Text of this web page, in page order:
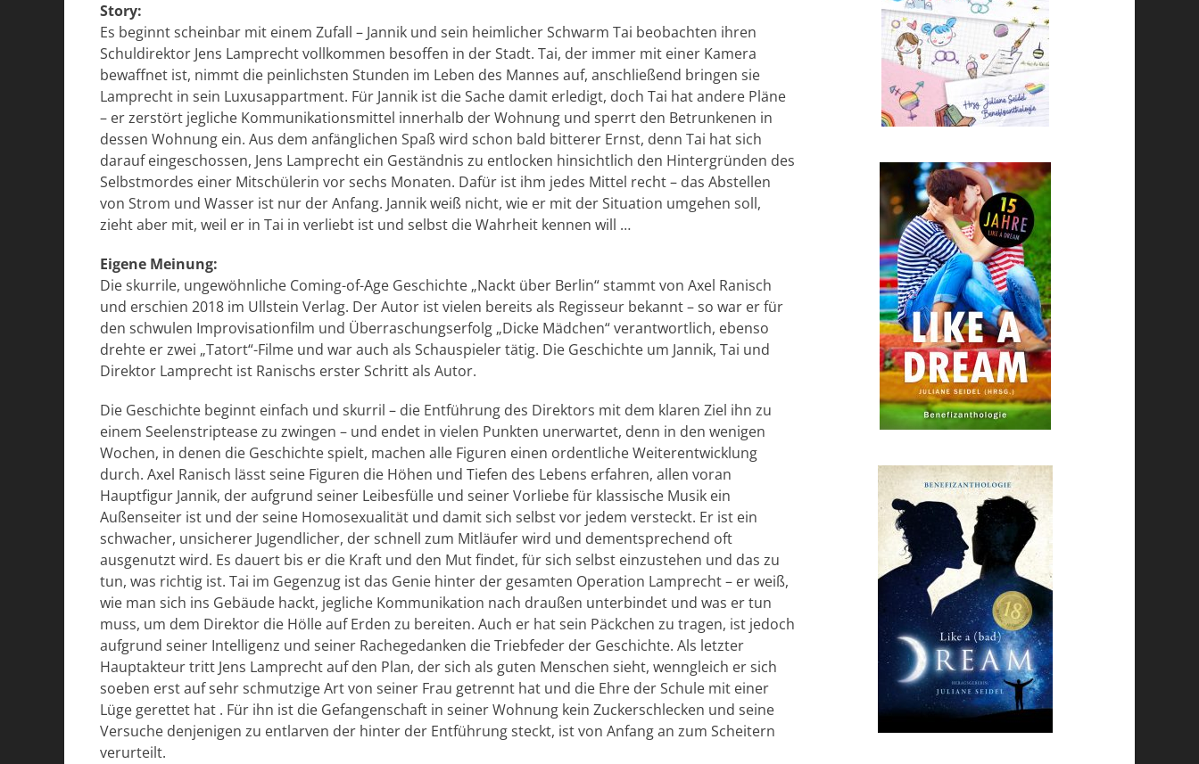
Story:
Es beginnt scheinbar mit einem Zufall – Jannik und sein heimlicher Schwarm Tai beobachten ihren
Schuldirektor Jens Lamprecht vollkommen besoffen in der Stadt. Tai, der immer mit einer Kamera
bewaffnet ist, nimmt die peinlichsten Stunden im Leben des Mannes auf, anschließend bringen sie
Lamprecht in sein Luxusappartment. Für Jannik ist die Sache damit erledigt, doch Tai hat andere Pläne
– er zerstört jegliche Kommunikationsmittel innerhalb der Wohnung und sperrt den Betrunkenen in
dessen Wohnung ein. Aus dem anfänglichen Spaß wird schon bald bitterer Ernst, denn Tai hat sich
darauf eingeschossen, Jens Lamprecht ein Geständnis zu entlocken hinsichtlich den Hintergründen des
Selbstmordes einer Mitschülerin vor sechs Monaten. Dafür ist ihm jedes Mittel recht – das Abstellen
von Strom und Wasser ist nur der Anfang. Jannik weiß nicht, wie er mit der Situation umgehen soll,
zieht aber mit, weil er in Tai in verliebt ist und selbst die Wahrheit kennen will …
Eigene Meinung:
Die skurrile, ungewöhnliche Coming-of-Age Geschichte „Nackt über Berlin“ stammt von Axel Ranisch
und erschien 2018 im Ullstein Verlag. Der Autor ist vielen bereits als Regisseur bekannt – so war er für
den schwulen Improvisationfilm und Überraschungserfolg „Dicke Mädchen“ verantwortlich, ebenso
drehte er zwei „Tatort“-Filme und war auch als Schauspieler tätig. Die Geschichte um Jannik, Tai und
Direktor Lamprecht ist Ranischs erster Schritt als Autor.
Die Geschichte beginnt einfach und skurril – die Entführung des Direktors mit dem klaren Ziel ihn zu
einem Seelenstriptease zu zwingen – und endet in vielen Punkten unerwartet, denn in den wenigen
Wochen, in denen die Geschichte spielt, machen alle Figuren einen ordentliche Weiterentwicklung
durch. Axel Ranisch lässt seine Figuren die Höhen und Tiefen des Lebens erfahren, allen voran
Hauptfigur Jannik, der aufgrund seiner Leibesfülle und seiner Vorliebe für klassische Musik ein
Außenseiter ist und der seine Homosexualität und damit sich selbst vor jedem versteckt. Er ist ein
schwacher, unsicherer Jugendlicher, der schnell zum Mitläufer wird und dementsprechend oft
ausgenutzt wird. Es dauert bis er die Kraft und den Mut findet, für sich selbst einzustehen und das zu
tun, was richtig ist. Tai im Gegenzug ist das Genie hinter der gesamten Operation Lamprecht – er weiß,
wie man sich ins Gebäude hackt, jegliche Kommunikation nach draußen unterbindet und was er tun
muss, um dem Direktor die Hölle auf Erden zu bereiten. Auch er hat sein Päckchen zu tragen, ist jedoch
aufgrund seiner Intelligenz und seiner Rachegedanken die Triebfeder der Geschichte. Als letzter
Hauptakteur tritt Jens Lamprecht auf den Plan, der sich als guten Menschen sieht, wenngleich er sich
soeben erst auf sehr schmutzige Art von seiner Frau getrennt hat und die Ehre der Schule mit einer
Lüge gerettet hat . Für ihn ist die Gefangenschaft in seiner Wohnung kein Zuckerschlecken und seine
Versuche denjenigen zu entlarven der hinter der Entführung steckt, ist von Anfang an zum Scheitern
verurteilt.